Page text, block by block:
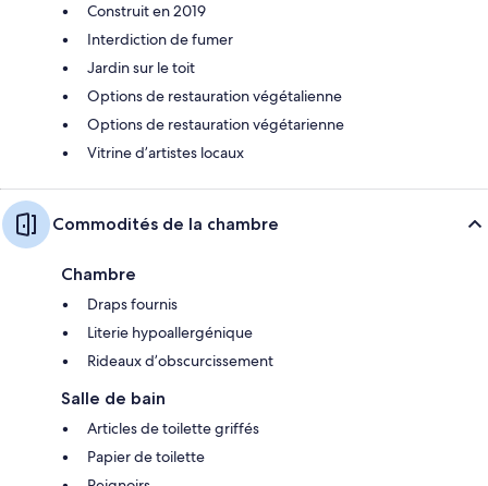
Construit en 2019
Interdiction de fumer
Jardin sur le toit
Options de restauration végétalienne
Options de restauration végétarienne
Vitrine d’artistes locaux
Commodités de la chambre
Chambre
Draps fournis
Literie hypoallergénique
Rideaux d’obscurcissement
Salle de bain
Articles de toilette griffés
Papier de toilette